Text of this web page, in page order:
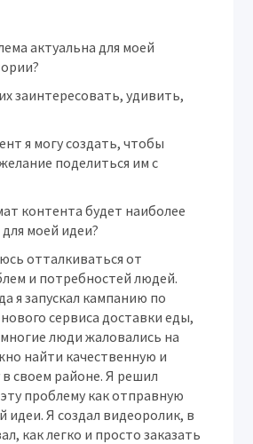
актуальна для моей
заинтересовать, удивить,
я могу создать, чтобы
поделиться им с
контента будет наиболее
моей идеи?
отталкиваться от
и потребностей людей.
я запускал кампанию по
сервиса доставки еды,
люди жаловались на
найти качественную и
своем районе. Я решил
проблему как отправную
идеи. Я создал видеоролик, в
как легко и просто заказать